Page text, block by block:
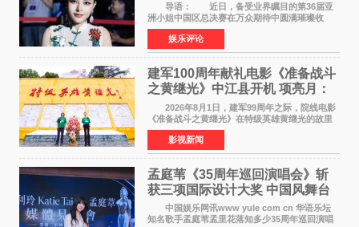
导语： 近日，备受业界瞩目的第36届亚
洲小姐中国区总决赛在万众期待中圆满璀璨收
官。整场盛典汇聚万千芳华，不仅完成了新一届
美丽代言人的加冕选拔，更在行业发展层面带来
颠覆性突破。活动
娱乐评论
建军100周年献礼电影《准备战斗
之黄继光》中江县开机 项亮月：
以光影为笔，书写英雄赞歌
2026年8月1日，建军99周年之际，院线电影
《准备战斗之黄继光》在特级英雄黄继光的故里
——四川省德阳市中江县黄继光出生地正式开
机。本片出品人、总制片人项亮月主持开机仪
式，&zwnj;特级英雄
影视新闻
孟庭苇《35周年巡回演唱会》斩
获三项国际设计大奖 中国风舞台
美学获全球认可
中国娱乐网讯www yule com cn 华语乐坛
知名歌手孟庭苇孟里花落知多少35周年巡回演唱